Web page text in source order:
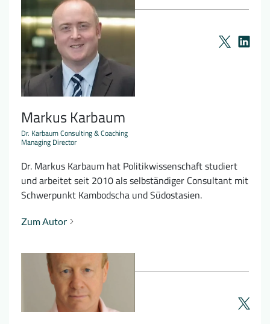
Markus Karbaum
Dr. Karbaum Consulting & Coaching
Managing Director
Dr. Markus Karbaum hat Politikwissenschaft studiert
und arbeitet seit 2010 als selbständiger Consultant mit
Schwerpunkt Kambodscha und Südostasien.
Zum Autor